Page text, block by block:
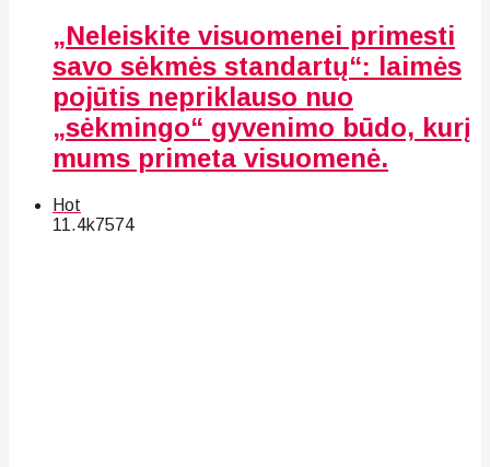
„Neleiskite visuomenei primesti
savo sėkmės standartų“: laimės
pojūtis nepriklauso nuo
„sėkmingo“ gyvenimo būdo, kurį
mums primeta visuomenė.
Hot
11.4k7574